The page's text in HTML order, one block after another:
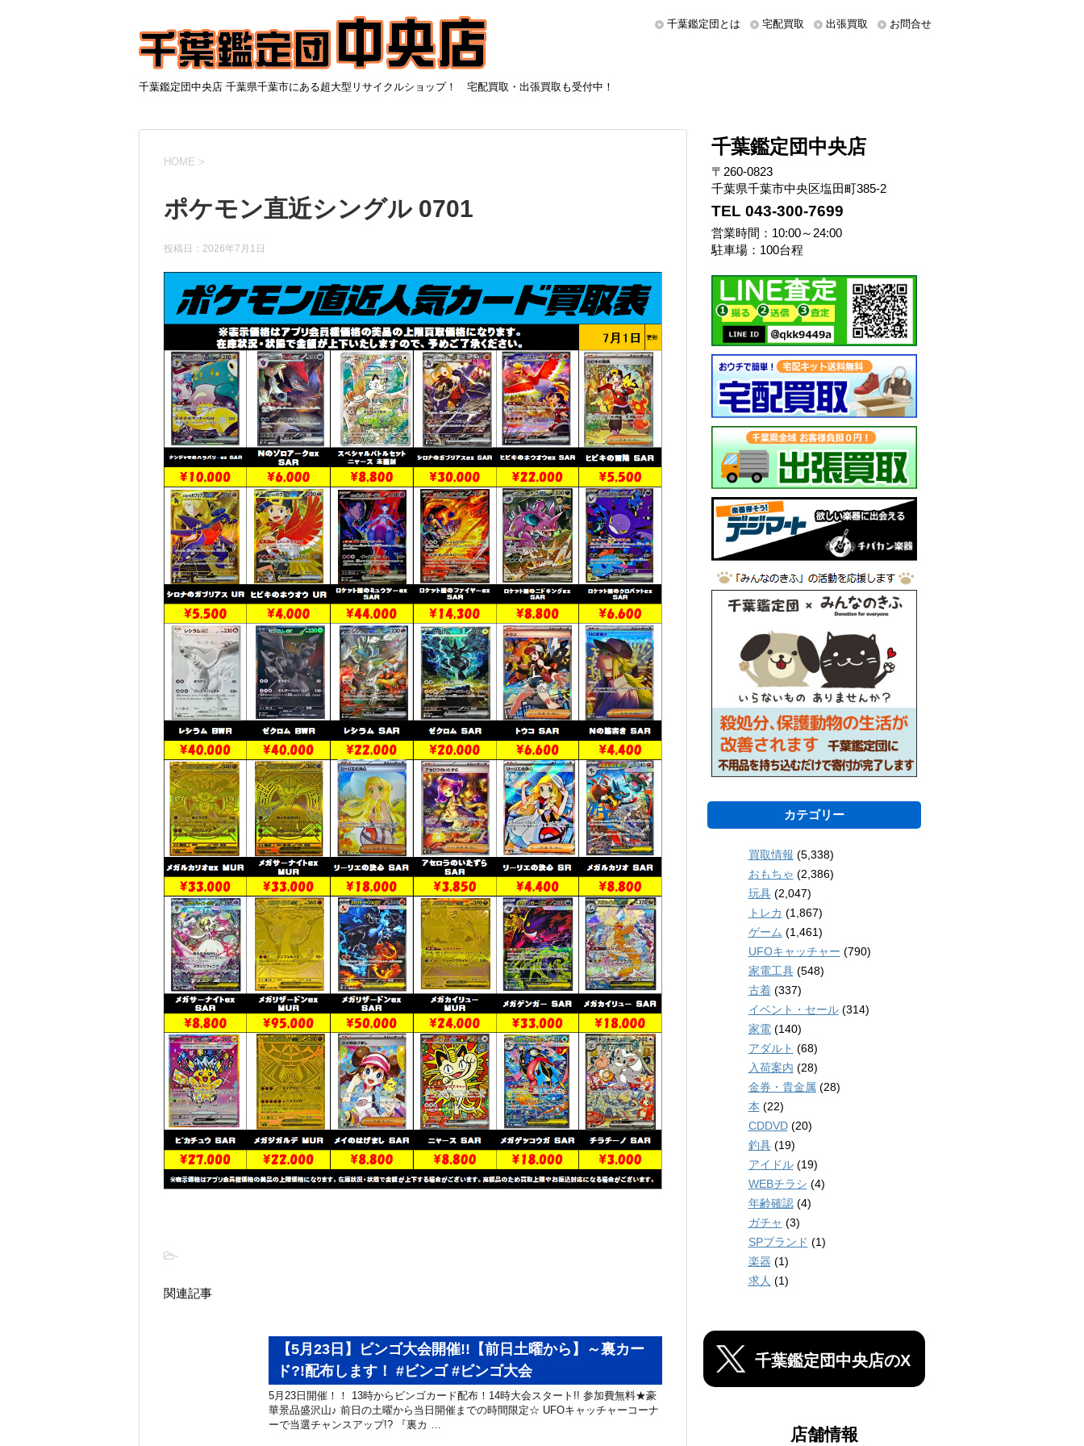
千葉鑑定団中央店 千葉県千葉市にある超大型リサイクルショップ！ 宅配買取・出張買取も受付中！
千葉鑑定団とは 宅配買取 出張買取 お問合せ
HOME >
ポケモン直近シングル 0701
投稿日： 2026年7月1日
-
関連記事
【5月23日】ビンゴ大会開催!!【前日土曜から】～裏カー
ド?!配布します！ #ビンゴ #ビンゴ大会
5月23日開催！！ 13時からビンゴカード配布！14時大会スタート!! 参加費無料★豪
華景品盛沢山♪ 前日の土曜から当日開催までの時間限定☆ UFOキャッチャーコーナ
ーで当選チャンスアップ!? 『裏カ …
千葉鑑定団中央店
〒260-0823
千葉県千葉市中央区塩田町385-2
TEL 043-300-7699
営業時間：10:00～24:00
駐車場：100台程
カテゴリー
買取情報 (5,338)
おもちゃ (2,386)
玩具(2,047)
トレカ (1,867)
ゲーム (1,461)
UFOキャッチャー (790)
家電工具(548)
古着(337)
イベント・セール(314)
家電(140)
アダルト (68)
入荷案内 (28)
金券・貴金属 (28)
本 (22)
CDDVD(20)
釣具(19)
アイドル(19)
WEBチラシ (4)
年齢確認(4)
ガチャ (3)
SPブランド (1)
楽器 (1)
求人 (1)
千葉鑑定団中央店のX
店舗情報